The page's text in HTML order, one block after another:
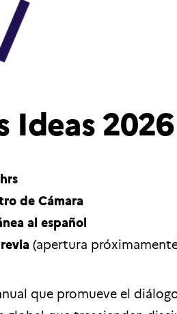
Ideas 2026
de Cámara
al español
(apertura
que promueve el